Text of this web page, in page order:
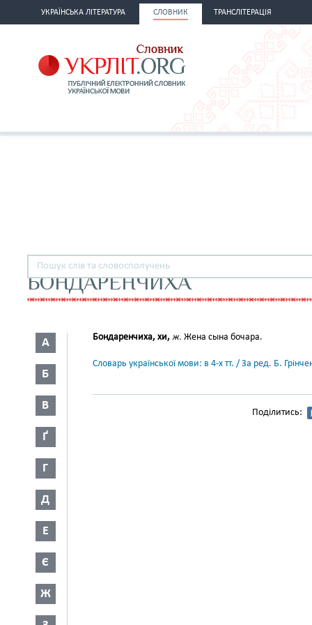
УКРАЇНСЬКА ЛІТЕРАТУРА СЛОВНИК ТРАНСЛІТЕРАЦІЯ
БОНДАРЕНЧИХА
А
Б
В
Ґ
Г
Д
Е
Є
Ж
Бондаренчиха, хи, ж. Жена сына бочара.
Словарь української мови: в 4-х тт. / За ред. Б.
Поділитись: